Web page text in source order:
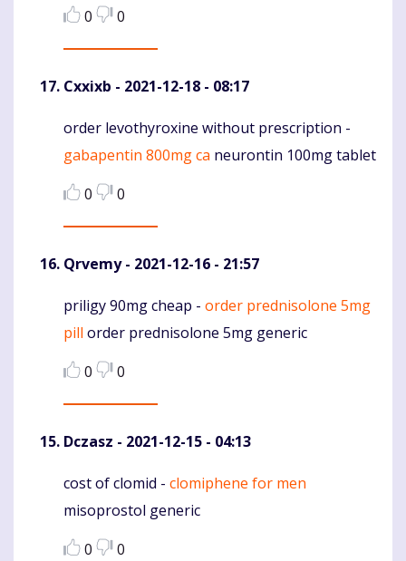
0
0
Cxxixb - 2021-12-18 - 08:17
Komentaras
order levothyroxine without prescription -
gabapentin 800mg ca neurontin 100mg tablet
0
0
Qrvemy- 2021-12-16 - 21:57
Komentaras
priligy 90mg cheap - order prednisolone 5mg
pill order prednisolone 5mg generic
0
0
Dczasz - 2021-12-15 - 04:13
Komentaras
cost of clomid - clomiphene for men
misoprostol generic
0
0